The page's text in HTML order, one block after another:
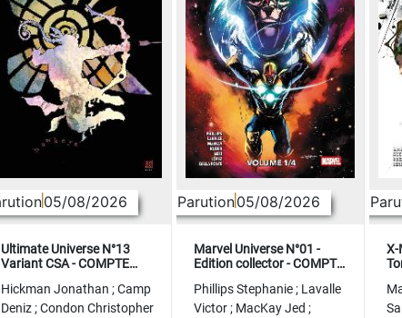
05/08/2026
Ultimate Universe N°13
Variant CSA - COMPTE
Hickman Jonathan ;Camp
Deniz;Condon Christopher
Parution05/08/2026
Marvel Universe N°01 -
Edition collector - COMPTE
Phillips Stephanie; Lavalle
Victor; MacKay Jed ;
X-